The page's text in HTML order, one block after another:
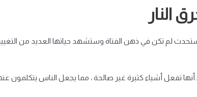
النار
لم تكن في ذهن الفتاة وستشهد حياتها العديد من
أنها تفعل أشياء كثيرة غير صالحة ، مما يجعل الناس يتكلمون